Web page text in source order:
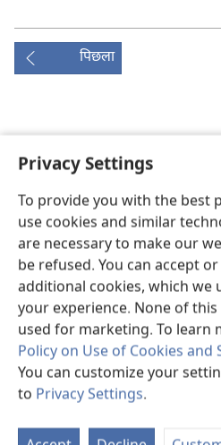
Privacy Settings
To provide you with the best
use cookies and similar
are necessary to make our
be refused. You can accept
additional cookies, which we
your experience. None of
used for marketing. To learn
Policy on Use of Cookies and
You can customize your
to Privacy Settings.
पिछला
©
Watch Tower Bible
Pennsylvania.
इस्तेमाल की शर्तें | गोपनीयता नीति|